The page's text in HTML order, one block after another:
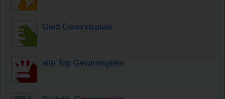
Geld Gewinnspiele
alle Top Gewinnspiele